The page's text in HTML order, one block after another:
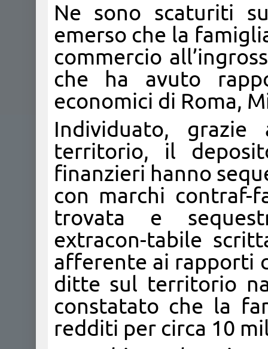
Ne sono scaturiti
emerso che la
commercio
che ha avuto
economici di Roma,
Individuato,
territorio, il
finanzieri hanno
con marchi contraf-
trovata e
extracon-tabile
afferente ai rapporti
ditte sul territorio
constatato che la
redditi per circa 10